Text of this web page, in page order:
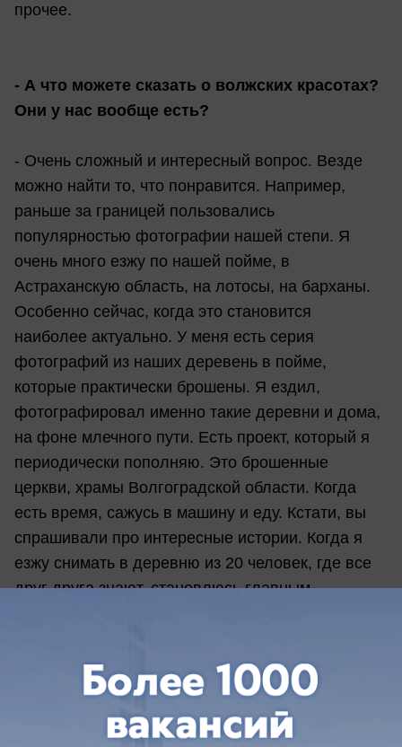
прочее.
- А что можете сказать о волжских красотах?
Они у нас вообще есть?
- Очень сложный и интересный вопрос. Везде
можно найти то, что понравится. Например,
раньше за границей пользовались
популярностью фотографии нашей степи. Я
очень много езжу по нашей пойме, в
Астраханскую область, на лотосы, на барханы.
Особенно сейчас, когда это становится
наиболее актуально. У меня есть серия
фотографий из наших деревень в пойме,
которые практически брошены. Я ездил,
фотографировал именно такие деревни и дома,
на фоне млечного пути. Есть проект, который я
периодически пополняю. Это брошенные
церкви, храмы Волгоградской области. Когда
есть время, сажусь в машину и еду. Кстати, вы
спрашивали про интересные истории. Когда я
езжу снимать в деревню из 20 человек, где все
друг друга знают, становлюсь главным
неопознанный объект в виде дрона, что это
такое и так далее. А в последствии уже
приглашают на чай домой, когда я пятый-
десятый раз приезжаю. Налаживаю контакт,